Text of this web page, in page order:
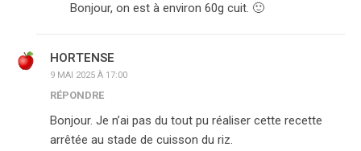
Bonjour, on est à environ 60g cuit. 🙂
HORTENSE
9 MAI 2025 À 17:00
RÉPONDRE
Bonjour. Je n’ai pas du tout pu réaliser cette recette
arrêtée au stade de cuisson du riz.